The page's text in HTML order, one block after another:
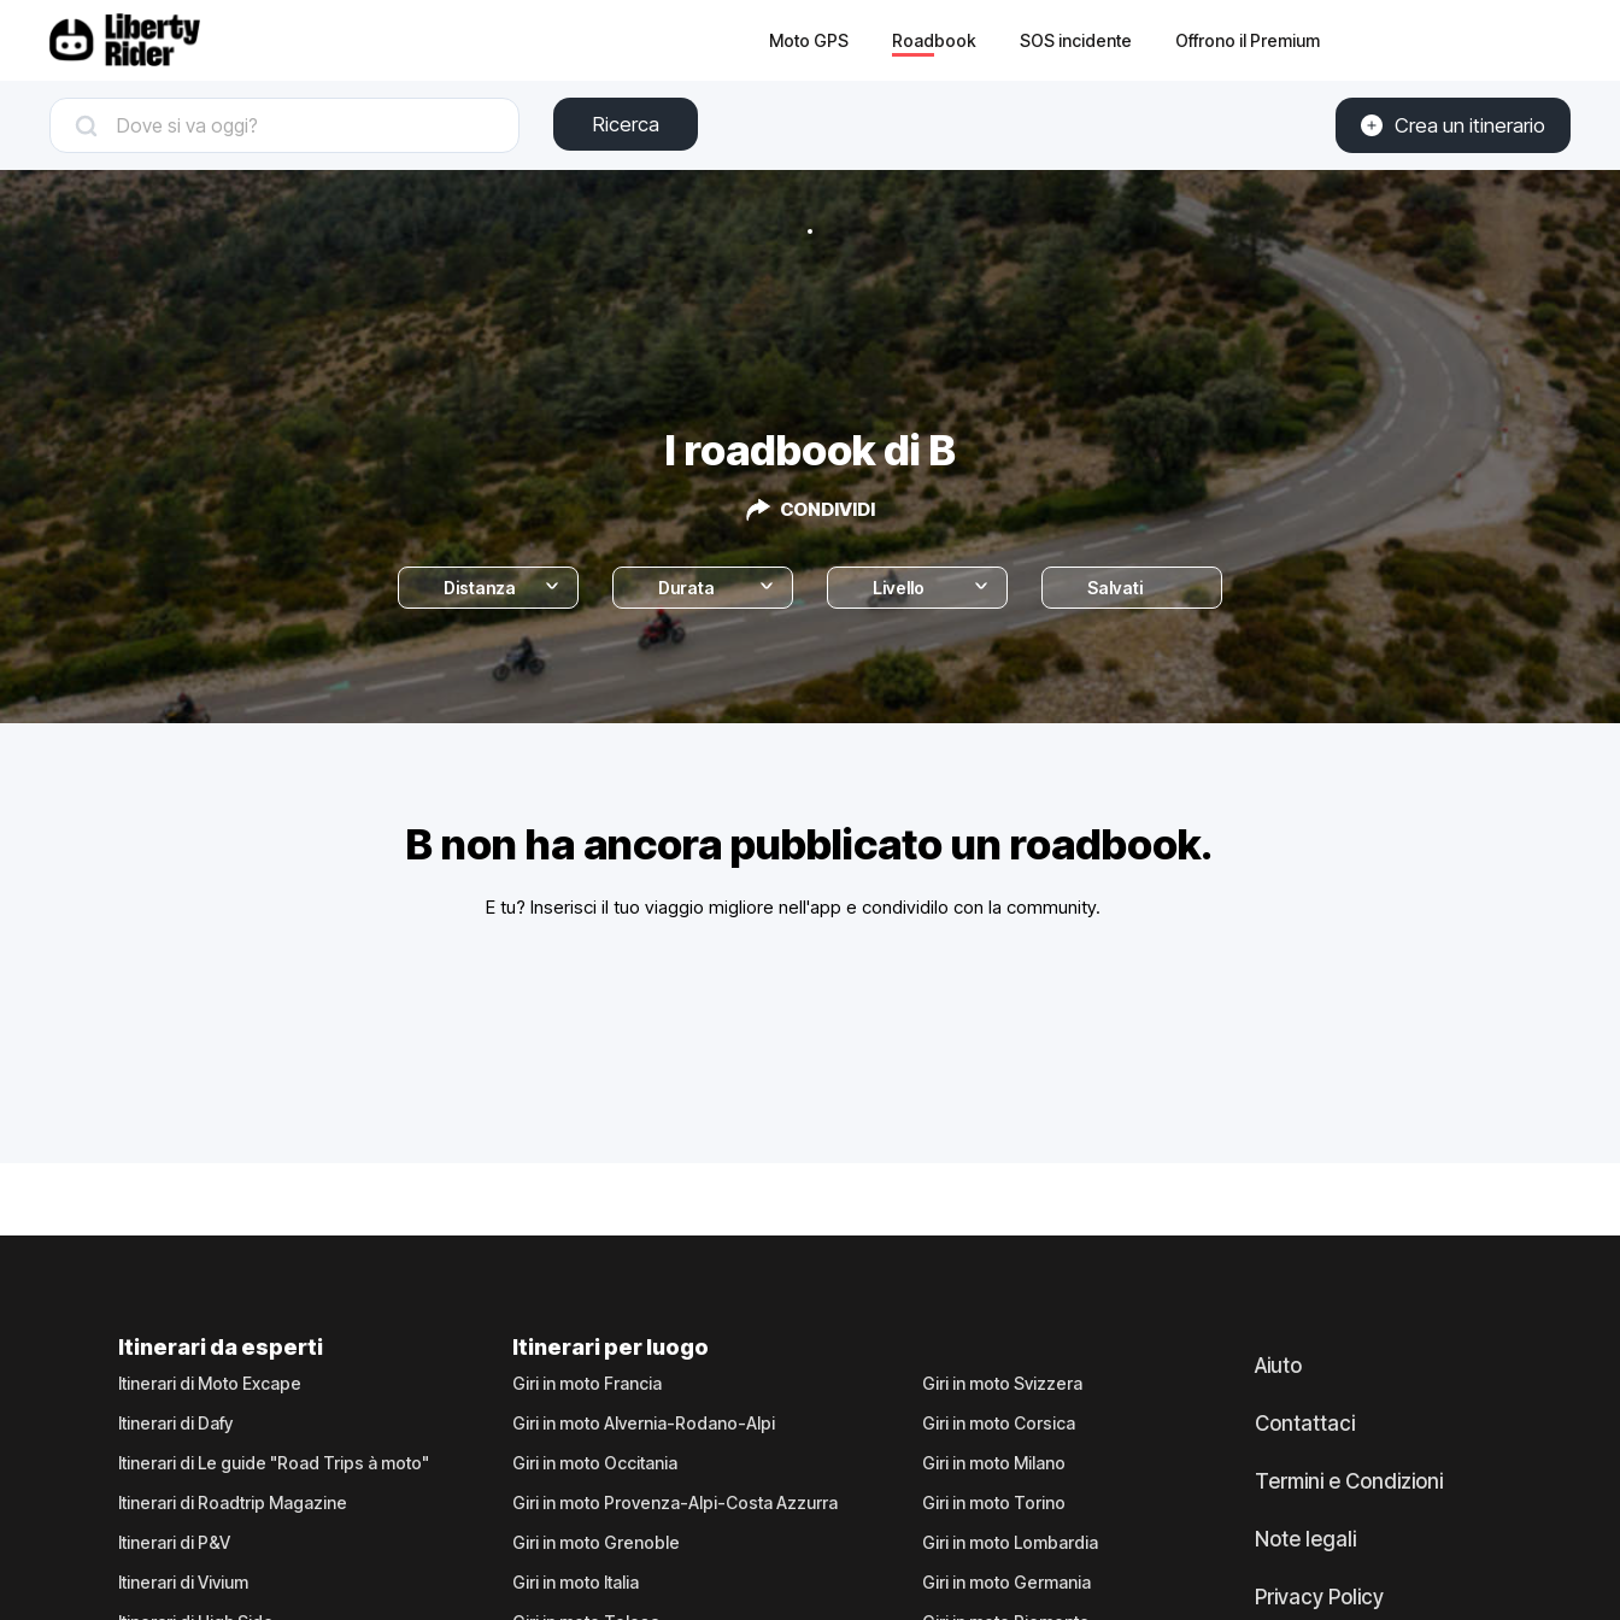
Moto GPS Roadbook SOS incidente Offrono il Premium
Ricerca Crea un itinerario
I roadbook di B
CONDIVIDI
Distanza Durata Livello Salvati
B non ha ancora pubblicato un roadbook.
E tu? Inserisci il tuo viaggio migliore nell'app e condividilo con la community.
Itinerari da esperti
Itinerari di Moto Excape
Itinerari di Dafy
Itinerari di Le guide "Road Trips à moto"
Itinerari di Roadtrip Magazine
Itinerari di P&V
Itinerari di Vivium
Itinerari per luogo
Giri in moto Francia
Giri in moto Alvernia-Rodano-Alpi
Giri in moto Occitania
Giri in moto Provenza-Alpi-Costa Azzurra
Giri in moto Grenoble
Giri in moto Italia
Giri in moto Svizzera
Giri in moto Corsica
Giri in moto Milano
Giri in moto Torino
Giri in moto Lombardia
Giri in moto Germania
Aiuto
Contattaci
Termini e Condizioni
Note legali
Privacy Policy